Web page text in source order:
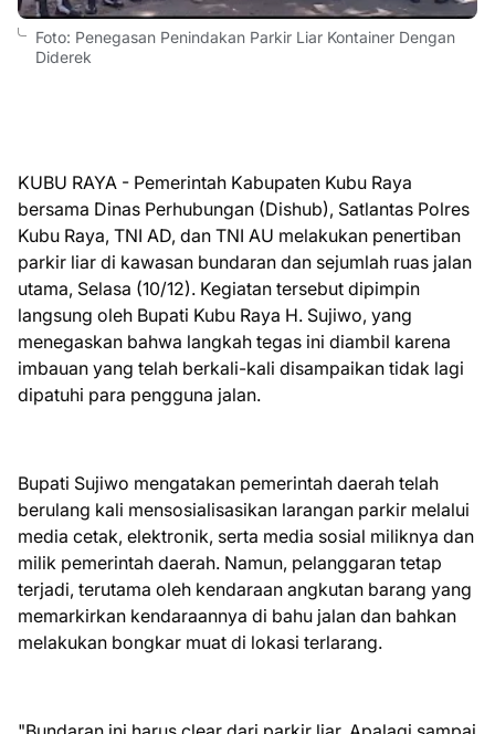
Foto: Penegasan Penindakan Parkir Liar Kontainer Dengan
Diderek
KUBU RAYA - Pemerintah Kabupaten Kubu Raya
bersama Dinas Perhubungan (Dishub), Satlantas Polres
Kubu Raya, TNI AD, dan TNI AU melakukan penertiban
parkir liar di kawasan bundaran dan sejumlah ruas jalan
utama, Selasa (10/12). Kegiatan tersebut dipimpin
langsung oleh Bupati Kubu Raya H. Sujiwo, yang
menegaskan bahwa langkah tegas ini diambil karena
imbauan yang telah berkali-kali disampaikan tidak lagi
dipatuhi para pengguna jalan.
Bupati Sujiwo mengatakan pemerintah daerah telah
berulang kali mensosialisasikan larangan parkir melalui
media cetak, elektronik, serta media sosial miliknya dan
milik pemerintah daerah. Namun, pelanggaran tetap
terjadi, terutama oleh kendaraan angkutan barang yang
memarkirkan kendaraannya di bahu jalan dan bahkan
melakukan bongkar muat di lokasi terlarang.